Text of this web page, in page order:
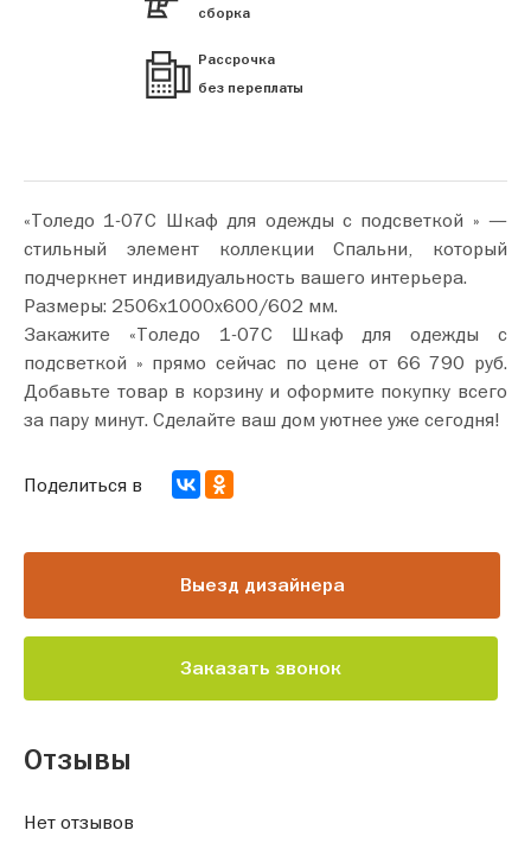
сборка
Рассрочка
без переплаты
«Толедо 1-07С Шкаф для одежды с подсветкой » —
стильный элемент коллекции Спальни, который
подчеркнет индивидуальность вашего интерьера.
Размеры: 2506х1000х600/602 мм.
Закажите «Толедо 1-07С Шкаф для одежды с
подсветкой » прямо сейчас по цене от 66 790 руб.
Добавьте товар в корзину и оформите покупку всего
за пару минут. Сделайте ваш дом уютнее уже сегодня!
Выезд дизайнера
Заказать звонок
Поделиться в
Отзывы
Нет отзывов